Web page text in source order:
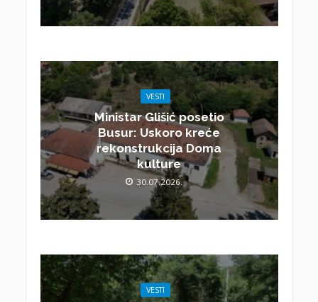
VESTI
Ministar Glišić posetio
Busur: Uskoro kreće
rekonstrukcija Doma
kulture
30.07.2026.
VESTI